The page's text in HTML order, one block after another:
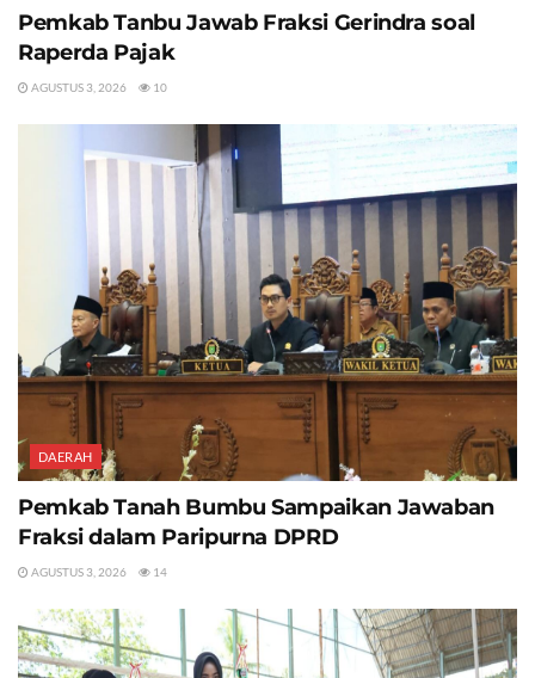
Pemkab Tanbu Jawab Fraksi Gerindra soal
Raperda Pajak
AGUSTUS 3, 2026 10
DAERAH
Pemkab Tanah Bumbu Sampaikan Jawaban
Fraksi dalam Paripurna DPRD
AGUSTUS 3, 2026 14